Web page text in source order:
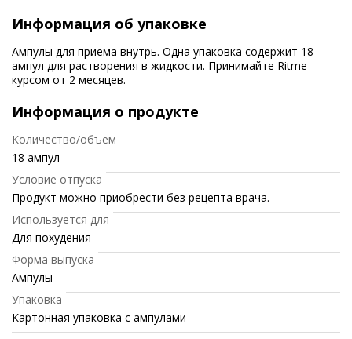
Информация об упаковке
Ампулы для приема внутрь. Одна упаковка содержит 18
ампул для растворения в жидкости. Принимайте Ritme
курсом от 2 месяцев.
Информация о продукте
Количество/объем
18 ампул
Условие отпуска
Продукт можно приобрести без рецепта врача.
Используется для
Для похудения
Форма выпуска
Ампулы
Упаковка
Картонная упаковка с ампулами